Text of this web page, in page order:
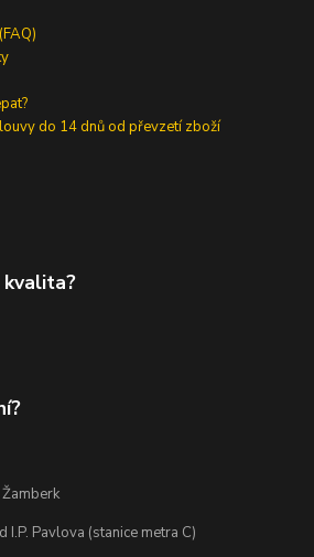
do 14 dnů od převzetí zboží
kvalita?
I.P. Pavlova (stanice metra C)